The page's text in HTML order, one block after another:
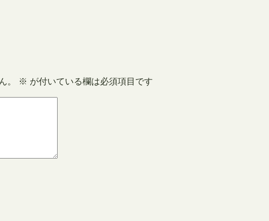
。 ※ が付いている欄は必須項目です